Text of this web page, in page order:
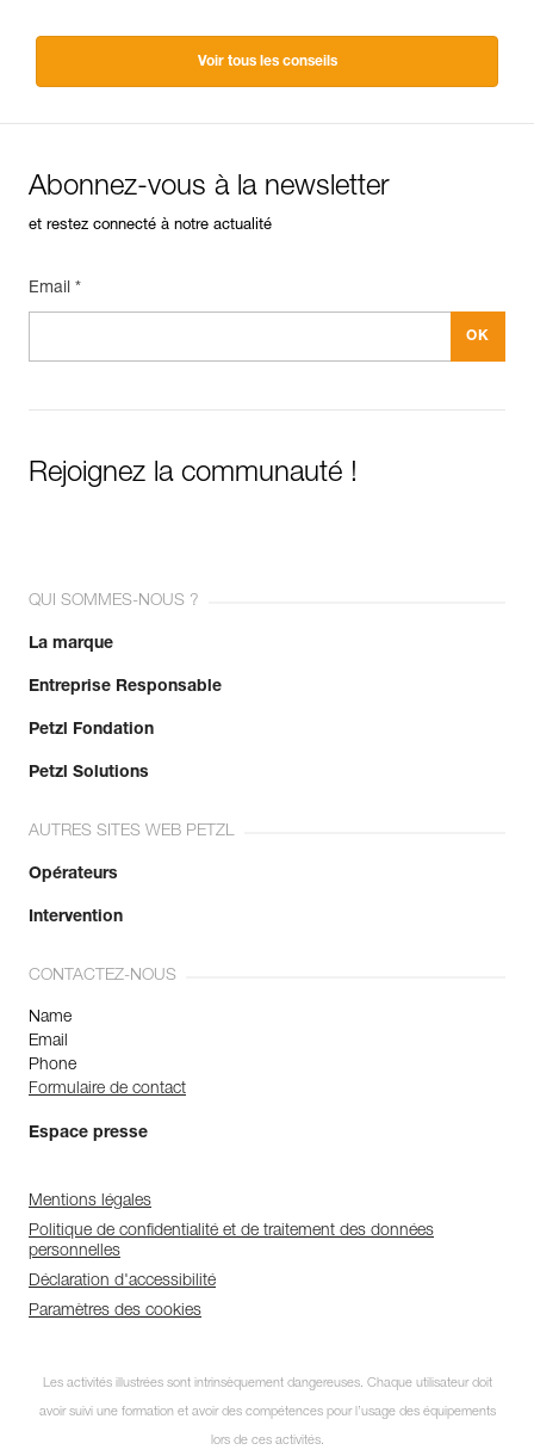
Voir tous les conseils
Abonnez-vous à la newsletter
et restez connecté à notre actualité
Email *
Rejoignez la communauté !
QUI SOMMES-NOUS ?
La marque
Entreprise Responsable
Petzl Fondation
Petzl Solutions
AUTRES SITES WEB PETZL
Opérateurs
Intervention
CONTACTEZ-NOUS
Name
Email
Phone
Formulaire de contact
Espace presse
Mentions légales
Politique de confidentialité et de traitement des données
personnelles
Déclaration d'accessibilité
Paramètres des cookies
Les activités illustrées sont intrinsèquement dangereuses. Chaque utilisateur doit
avoir suivi une formation et avoir des compétences pour l’usage des équipements
lors de ces activités.